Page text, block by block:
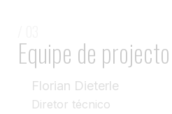
Equipe de projecto
Florian Dieterle
Diretor técnico